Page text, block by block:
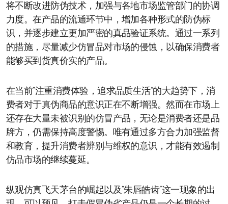
将不断改进防伪技术，加强与各地市场监管部门的协调
力度。在产品的流通环节中，增加各种形式的防伪标
识，并逐步建立更加严密的真品验证系统。通过一系列
的措施，尽量减少仿冒品对市场的侵蚀，以确保消费者
能够买到货真价实的产品。
在当前“注重消费体验，追求品质生活”的大趋势下，消
费者对于真伪商品的意识正在不断增强。然而在市场上
还存在大量未被识别的仿冒产品，无论是消费者还是品
牌方，仍需保持高度警惕。唯有通过多方合力加强监督
和教育，提升消费者辨别与维权的意识，才能有效遏制
仿品市场的继续蔓延。
纵观仿真飞天茅台的崛起以及“朱唇皓齿”这一现象的出